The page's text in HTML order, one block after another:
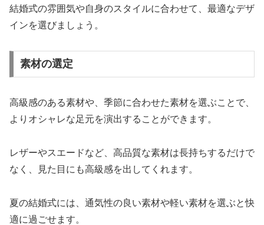
結婚式の雰囲気や自身のスタイルに合わせて、最適なデザ
インを選びましょう。
素材の選定
高級感のある素材や、季節に合わせた素材を選ぶことで、
よりオシャレな足元を演出することができます。
レザーやスエードなど、高品質な素材は長持ちするだけで
なく、見た目にも高級感を出してくれます。
夏の結婚式には、通気性の良い素材や軽い素材を選ぶと快
適に過ごせます。